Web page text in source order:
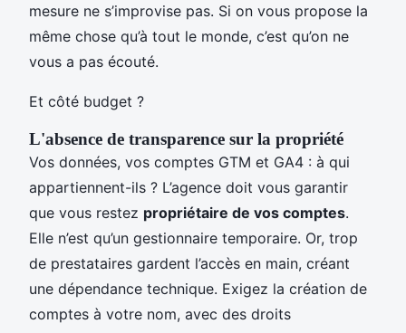
mesure ne s’improvise pas. Si on vous propose la
même chose qu’à tout le monde, c’est qu’on ne
vous a pas écouté.
Et côté budget ?
L'absence de transparence sur la propriété
Vos données, vos comptes GTM et GA4 : à qui
appartiennent-ils ? L’agence doit vous garantir
que vous restez propriétaire de vos comptes.
Elle n’est qu’un gestionnaire temporaire. Or, trop
de prestataires gardent l’accès en main, créant
une dépendance technique. Exigez la création de
comptes à votre nom, avec des droits